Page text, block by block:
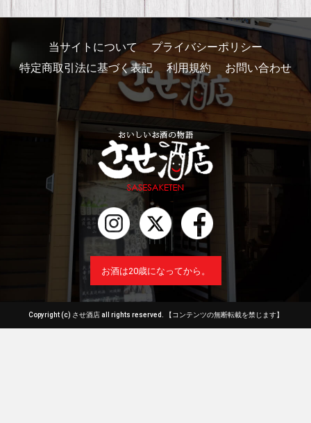
当サイトについて
プライバシーポリシー
特定商取引法に基づく表記
利用規約 お問い合わせ
お酒は20歳になってから。
Copyright (c) させ酒店 all rights reserved. 【コンテンツの無断転載を禁じます】